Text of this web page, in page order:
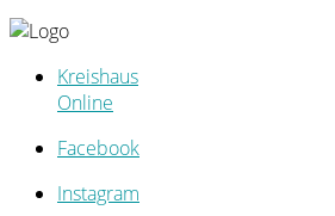
Kreishaus
Online
Facebook
Instagram